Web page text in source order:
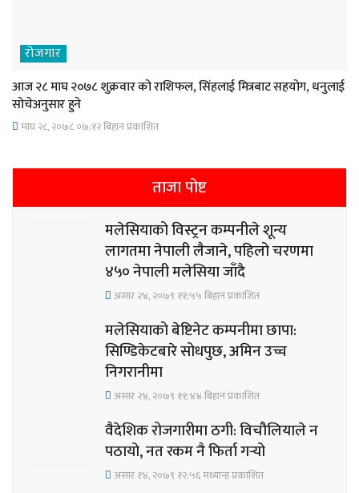
रोजगार
आज २८ माघ २०७८ शुक्रवार को राशिफल, सिंहलाई मित्रबाट सहयोग, धनुलाई
सोचेअनुसार हुने
माघ २८, २०७८ ०७;१२ बिहान प्रकाशित
ताजा पोष्ट
मलेसियाको विस्ट्रन कम्पनीले शून्य
लागतमा नेपाली लैजाने, पहिलो चरणमा
४५० नेपाली मलेसिया जाँदै
असार २४, २०७९ ११;५५ बिहान प्रकाशित
मलेसियाको बेष्टिनेट कम्पनीमा छापा:
सिण्डिकेटबारे सोधपुछ, अमिन उच्च
निगरानीमा
असार २४, २०७९ ११;४४ बिहान प्रकाशित
वैदेशिक रोजगारीमा ठगी: विचौलियाले न
पठायो, नत रकम नै फिर्ता गर्‍यो
असार १४, २०७९ १२;५६ मध्यान्ह प्रकाशित